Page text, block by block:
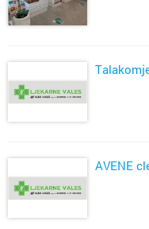
AVENE